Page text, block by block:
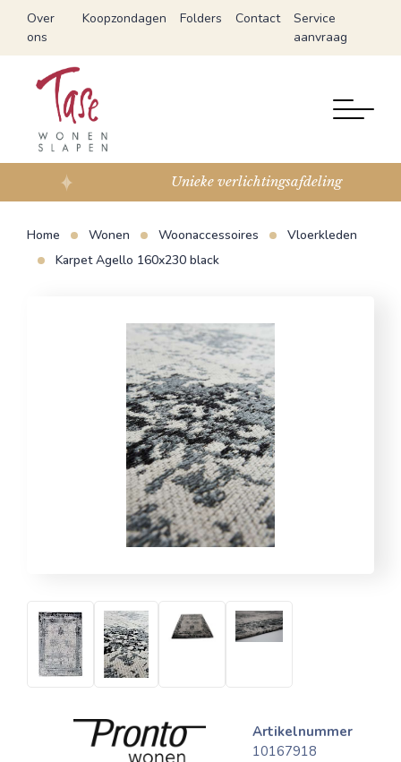
Over
ons
Koopzondagen Folders Contact
Service
aanvraag
Unieke verlichtingsafdeling
Home Wonen Woonaccessoires
Vloerkleden
Karpet Agello 160x230 black
Artikelnummer
10167918